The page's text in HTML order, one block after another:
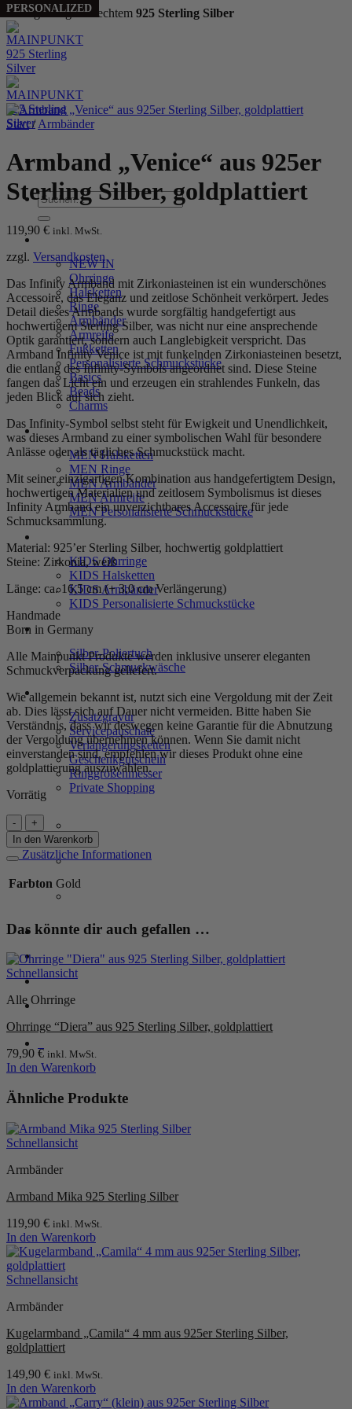
Handgefertigt aus echtem 925 Sterling Silber
Zum
Inhalt
springen
Suchen
nach:
NEW IN
Ohrringe
Halsketten
Ringe
Armbänder
Armreife
Fußketten
Personalisierte Schmuckstücke
Basics
Beads
Charms
MEN
MEN Halsketten
MEN Ringe
MEN Armbänder
MEN Armreife
MEN Personalisierte Schmuckstücke
KIDS Ohrringe
KIDS Halsketten
KIDS Armbänder
KIDS Personalisierte Schmuckstücke
PRODUKTPFLEGE
Silber-Poliertuch
Silber-Schmuckwäsche
SERVICE
Zusatzgravur
Servicepauschale
Verlängerungsketten
Geschenkgutschein
Ringgrößenmesser
Private Shopping
Anmelden / Registrieren
Warenkorb /
Start / Armbänder
Armband „Venice“ aus 925er
Sterling Silber, goldplattiert
119,90 € inkl. MwSt.
zzgl. Versandkosten
Das Infinity Armband mit Zirkoniasteinen ist ein wunderschönes
Accessoire, das Eleganz und zeitlose Schönheit verkörpert. Jedes
Detail dieses Armbands wurde sorgfältig handgefertigt aus
hochwertigem Sterling Silber, was nicht nur eine ansprechende
Optik garantiert, sondern auch Langlebigkeit verspricht. Das
Armband Infinity Venice ist mit funkelnden Zirkoniasteinen besetzt,
die entlang des Infinity-Symbols angeordnet sind. Diese Steine
fangen das Licht ein und erzeugen ein strahlendes Funkeln, das
jeden Blick auf sich zieht.
Das Infinity-Symbol selbst steht für Ewigkeit und Unendlichkeit,
was dieses Armband zu einer symbolischen Wahl für besondere
Anlässe oder als tägliches Schmuckstück macht.
Mit seiner einzigartigen Kombination aus handgefertigtem Design,
hochwertigen Materialien und zeitlosem Symbolismus ist dieses
Infinity Armband ein unverzichtbares Accessoire für jede
Schmucksammlung.
Material: 925’er Sterling Silber, hochwertig goldplattiert
Steine: Zirkonia, weiß
Länge: ca. 16,5 cm (+ 3,0 cm Verlängerung)
Handmade
Born in Germany
Alle Mainpunkt Produkte werden inklusive unserer eleganten
Schmuckverpackung geliefert.
Wie allgemein bekannt ist, nutzt sich eine Vergoldung mit der Zeit
ab. Dies lässt sich auf Dauer nicht vermeiden. Bitte haben Sie
Verständnis, dass wir deswegen keine Garantie für die Abnutzung
der Vergoldung übernehmen können. Wenn Sie damit nicht
einverstanden sind, empfehlen wir dieses Produkt ohne eine
goldplattierung auszuwählen.
Vorrätig
Armband
„Venice“
aus
925er
Sterling
Silber,
In den Warenkorb
Zusätzliche Informationen
Farbton Gold
Das könnte dir auch gefallen …
Schnellansicht
Alle Ohrringe
Ohrringe “Diera” aus 925 Sterling Silber, goldplattiert
79,90 € inkl. MwSt.
In den Warenkorb
Ähnliche Produkte
Schnellansicht
Armbänder
Armband Mika 925 Sterling Silber
119,90 € inkl. MwSt.
In den Warenkorb
Schnellansicht
Armbänder
Kugelarmband „Camila“ 4 mm aus 925er Sterling Silber,
goldplattiert
149,90 € inkl. MwSt.
In den Warenkorb
PERSONALIZED